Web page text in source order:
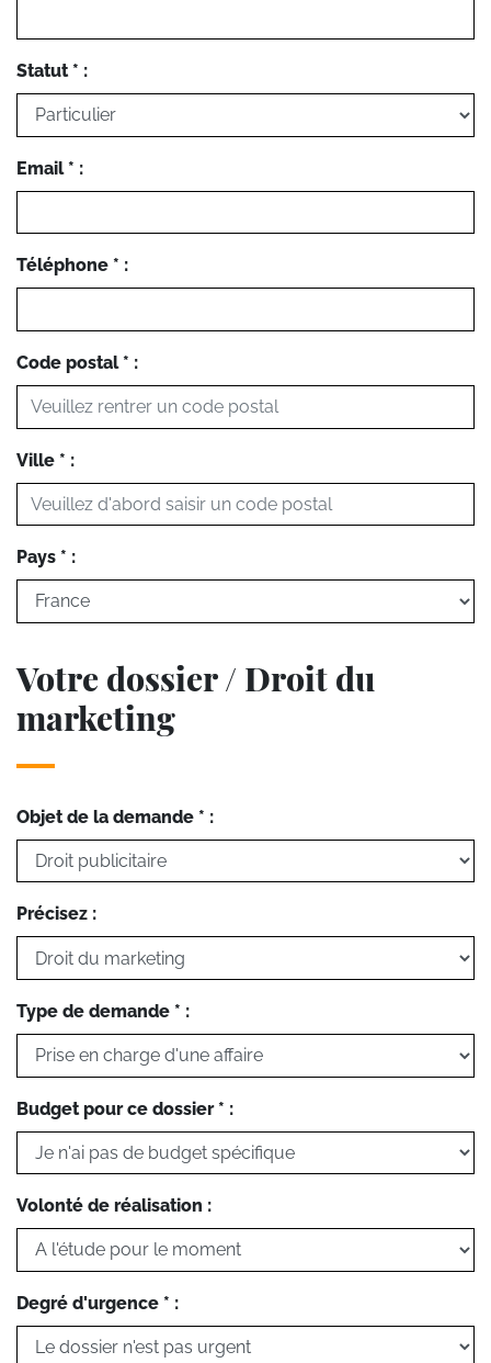
Statut * :
Email * :
Téléphone * :
Code postal * :
Ville * :
Pays * :
Votre dossier / Droit du
marketing
Objet de la demande * :
Précisez :
Type de demande * :
Budget pour ce dossier * :
Volonté de réalisation :
Degré d'urgence * :